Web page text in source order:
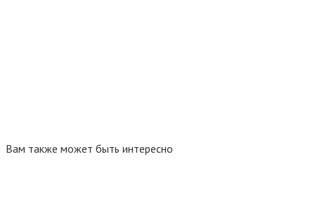
Вам также может быть интересно